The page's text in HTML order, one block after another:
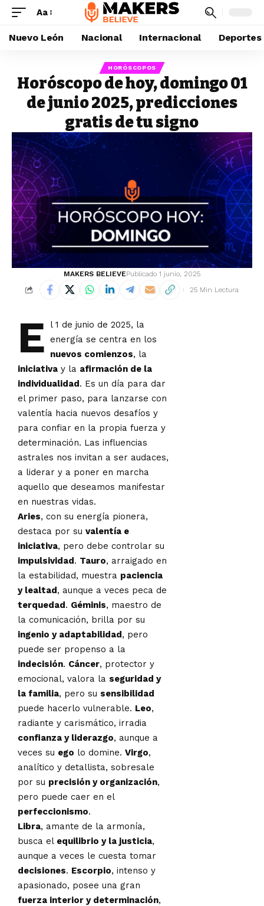
Aa
Nuevo León Nacional Internacional Deportes
HORÓSCOPOS
Horóscopo de hoy, domingo 01
de junio 2025, predicciones
gratis de tu signo
MAKERS BELIEVEPublicado 1 junio, 2025
25 Min Lectura
E
l 1 de junio de 2025, la
energía se centra en los
nuevos comienzos, la
iniciativa y la afirmación de la
individualidad. Es un día para dar
el primer paso, para lanzarse con
valentía hacia nuevos desafíos y
para confiar en la propia fuerza y
determinación. Las influencias
astrales nos invitan a ser audaces,
a liderar y a poner en marcha
aquello que deseamos manifestar
en nuestras vidas.
Aries, con su energía pionera,
destaca por su valentía e
iniciativa, pero debe controlar su
impulsividad. Tauro, arraigado en
la estabilidad, muestra paciencia
y lealtad, aunque a veces peca de
terquedad. Géminis, maestro de
la comunicación, brilla por su
ingenio y adaptabilidad, pero
puede ser propenso a la
indecisión. Cáncer, protector y
emocional, valora la seguridad y
la familia, pero su sensibilidad
puede hacerlo vulnerable. Leo,
radiante y carismático, irradia
confianza y liderazgo, aunque a
veces su ego lo domine. Virgo,
analítico y detallista, sobresale
por su precisión y organización,
pero puede caer en el
perfeccionismo.
Libra, amante de la armonía,
busca el equilibrio y la justicia,
aunque a veces le cuesta tomar
decisiones. Escorpio, intenso y
apasionado, posee una gran
fuerza interior y determinación,